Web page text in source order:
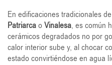
En edificaciones tradicionales
Patriarcao Vinalesa, es común
cerámicos degradados no por
calor interior sube y, al chocar
estado convirtiéndose en agua